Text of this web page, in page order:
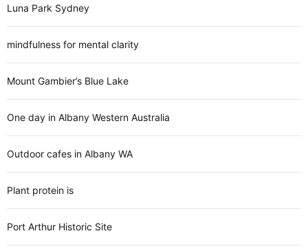
Luna Park Sydney
mindfulness for mental clarity
Mount Gambier’s Blue Lake
One day in Albany Western Australia
Outdoor cafes in Albany WA
Plant protein is
Port Arthur Historic Site